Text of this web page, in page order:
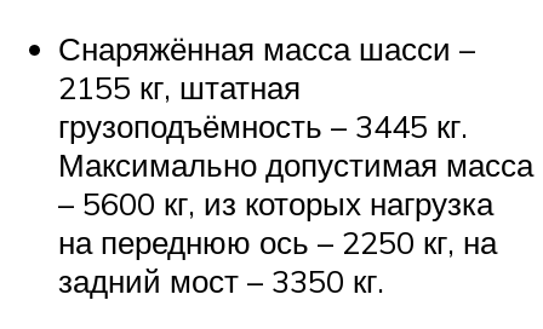
Снаряжённая масса шасси –
2155 кг, штатная
грузоподъёмность – 3445 кг.
Максимально допустимая масса
– 5600 кг, из которых нагрузка
на переднюю ось – 2250 кг, на
задний мост – 3350 кг.